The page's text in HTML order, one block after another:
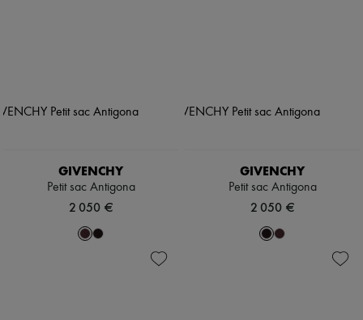
GIVENCHY
Petit sac Antigona
2 050 €
GIVENCHY
Petit sac Antigona
2 050 €